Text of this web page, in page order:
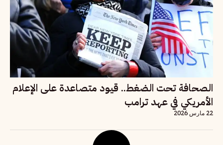
الصحافة تحت الضغط.. قيود متصاعدة على الإعلام
الأمريكي في عهد ترامب
22 مارس 2026